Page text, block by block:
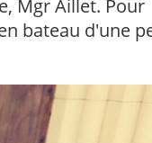
Mgr Aillet. Pour
bateau d'une